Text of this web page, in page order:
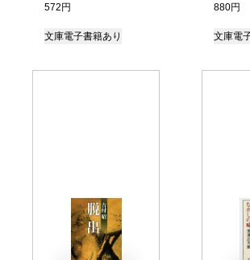
572円
文庫電子書籍あり
880円
文庫電